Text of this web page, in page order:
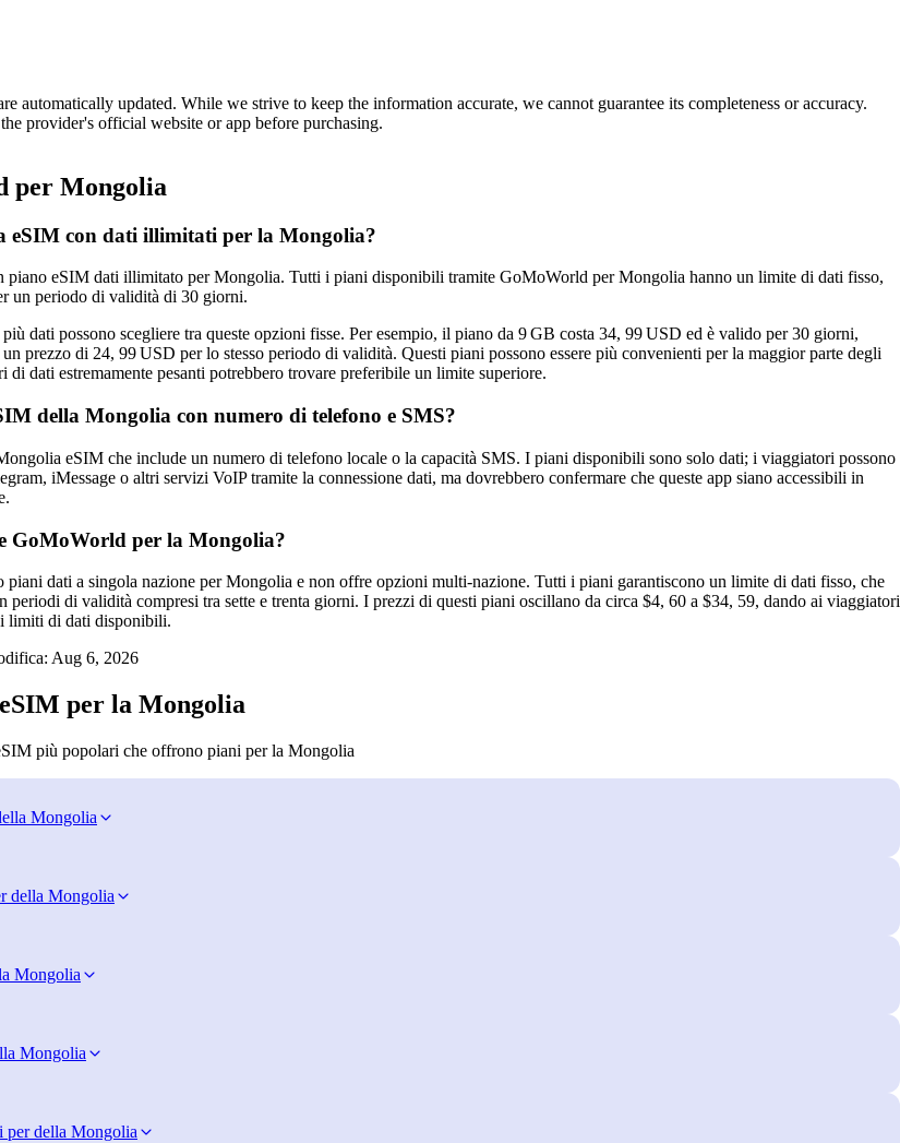
automatically updated. While we strive to keep the information accurate, we cannot guarantee its completeness or accuracy.
provider's official website or app before purchasing.
per Mongolia
eSIM con dati illimitati per la Mongolia?
piano eSIM dati illimitato per Mongolia. Tutti i piani disponibili tramite GoMoWorld per Mongolia hanno un limite di dati fisso,
un periodo di validità di 30 giorni.
dati possono scegliere tra queste opzioni fisse. Per esempio, il piano da 9 GB costa 34, 99 USD ed è valido per 30 giorni,
prezzo di 24, 99 USD per lo stesso periodo di validità. Questi piani possono essere più convenienti per la maggior parte degli
di dati estremamente pesanti potrebbero trovare preferibile un limite superiore.
della Mongolia con numero di telefono e SMS?
eSIM che include un numero di telefono locale o la capacità SMS. I piani disponibili sono solo dati; i viaggiatori possono
iMessage o altri servizi VoIP tramite la connessione dati, ma dovrebbero confermare che queste app siano accessibili in
GoMoWorld per la Mongolia?
dati a singola nazione per Mongolia e non offre opzioni multi‑nazione. Tutti i piani garantiscono un limite di dati fisso, che
periodi di validità compresi tra sette e trenta giorni. I prezzi di questi piani oscillano da circa $4, 60 a $34, 59, dando ai viaggiatori
limiti di dati disponibili.
Aug 6, 2026
per la Mongolia
più popolari che offrono piani per la Mongolia
Mongolia
della Mongolia
Mongolia
Mongolia
per della Mongolia